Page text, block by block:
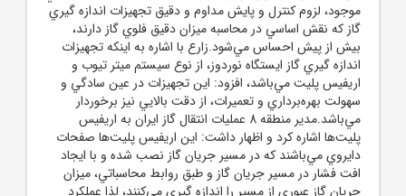
موجود، لزوم كنترل و پايش مداوم و دقيق تجهيزات اندازه گيري
گاز كه نقش اساسي در محاسبه ميزان دقيق فلوي گاز دارند،
بيش از پيش احساس مي‌شود.زارع با اشاره به اينكه تجهيزات
اندازه گيري گاز ايستگاه نوردوز، از نوع سيستم ميتر تيوب و
اريفيس پليت مي‌باشد، افزود: اين تجهيزات در عين سادگي و
سهولت بهره‌برداري و تعميرات، از دقت بالايي نيز برخوردار
مي‌باشد.مدير منطقه 8 عمليات انتقال گاز ايران به اريفيس
پليت‌ها اشاره كرد و اظهار داشت: اين اريفيس پليت‌ها صفحات
دايروي مي‌باشند كه در مسير جريان گاز نصب شده و با ايجاد
افت فشار در مسير جريان گاز و طبق روابط محاسباتي، ميزان
جريان گاز عبوري از مسير را اندازه گيري مي‌كنند، لذا عملكرد